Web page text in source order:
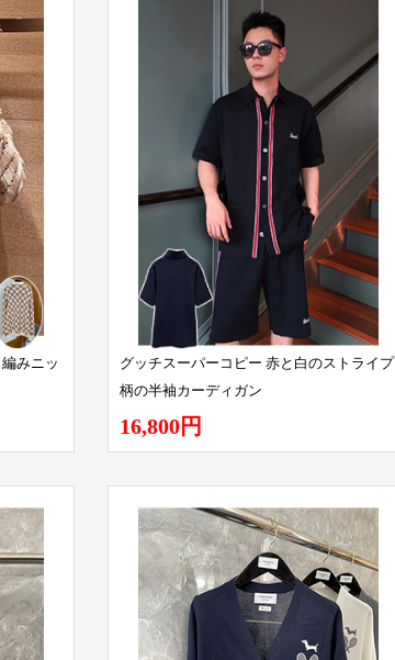
みニッ
グッチスーパーコピー 赤と白のストライプ
柄の半袖カーディガン
16,800円